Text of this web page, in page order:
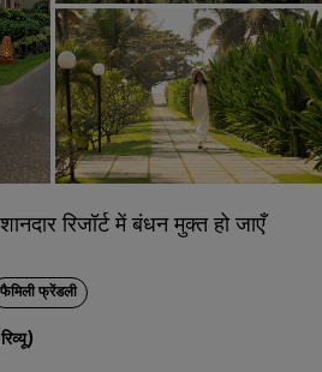
रिजॉर्ट में बंधन मुक्त हो जाएँ
फैमिली फ्रेंडली